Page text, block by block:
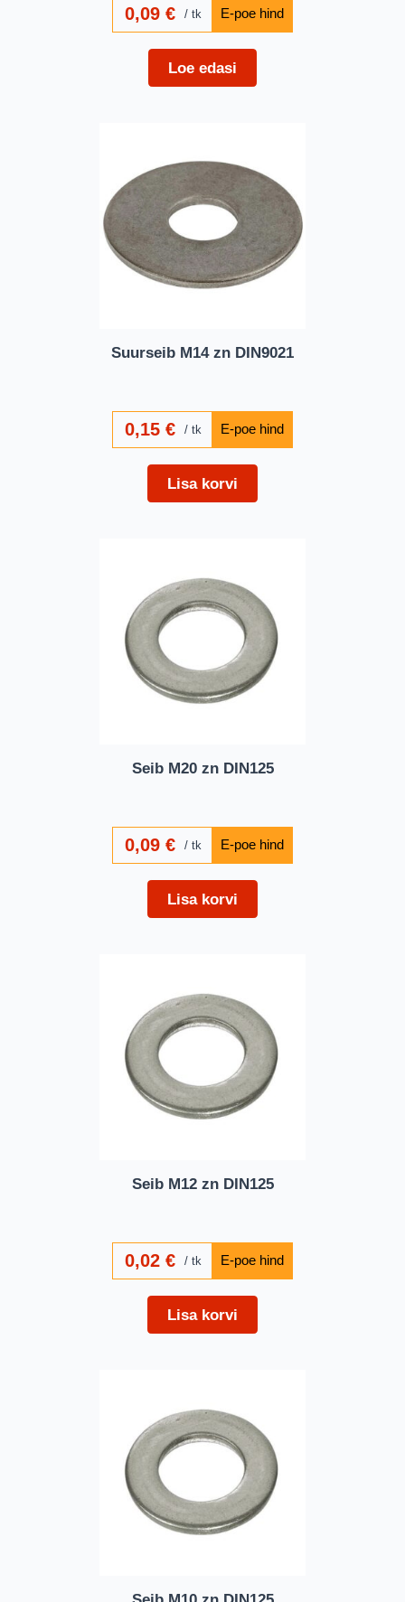
0,09€ tk
Loe edasi
Suurseib M14 zn DIN9021
0,15€ tk
Lisa korvi
Seib M20 zn DIN125
0,09€ tk
Lisa korvi
Seib M12 zn DIN125
0,02€ tk
Lisa korvi